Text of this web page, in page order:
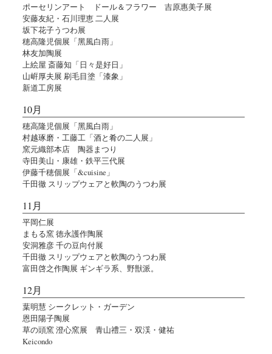
ポーセリンアート ドール＆フラワー 吉原惠美子展
安藤友紀・石川理恵 二人展
坂下花子うつわ展
穂高隆児個展「黑風白雨」
林友加陶展
上絵屋 斎藤知「日々是好日」
山㟁厚夫展 刷毛目塗「漆象」
新道工房展
10月
穂高隆児個展「黑風白雨」
村越琢磨・工藤工「酒と肴の二人展」
窯元織部本店 陶器まつり
寺田美山・康雄・鉄平三代展
伊藤千穂個展「&cuisine」
千田徹 スリップウェアと軟陶のうつわ展
11月
平岡仁展
まもる窯 徳永護作陶展
安洞雅彦 千の豆向付展
千田徹 スリップウェアと軟陶のうつわ展
富田啓之作陶展 ギンギラ系、野獣派。
12月
葉明慧 シークレット・ガーデン
恩田陽子陶展
草の頭窯 澄心窯展 青山禮三・双渓・健祐
Keicondo